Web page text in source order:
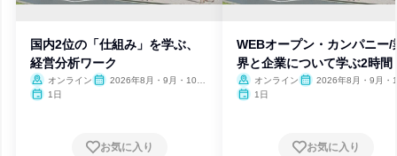
国内2位の「仕組み」を学ぶ、
経営分析ワーク
オンライン
2026年8月・9月・10
1日
お気に入り
WEBオープン・カンパニー/
界と企業について学ぶ2時間
オンライン
2026年8月・9月・
1日
お気に入り